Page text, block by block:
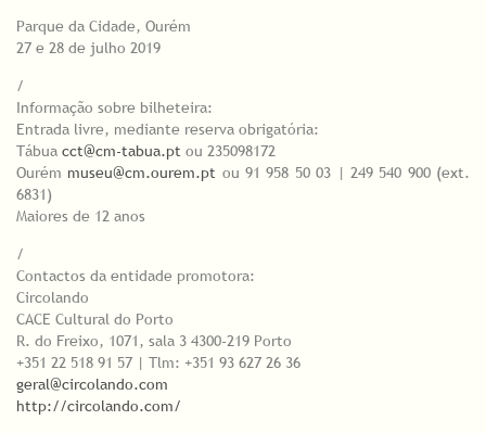
Parque da Cidade, Ourém
27 e 28 de julho 2019
/
Informação sobre bilheteira:
Entrada livre, mediante reserva obrigatória:
Tábua cct@cm-tabua.pt ou 235098172
Ourém museu@cm.ourem.pt ou 91 958 50 03 | 249 540 900 (ext.
6831)
Maiores de 12 anos
/
Contactos da entidade promotora:
Circolando
CACE Cultural do Porto
R. do Freixo, 1071, sala 3 4300-219 Porto
+351 22 518 91 57 | Tlm: +351 93 627 26 36
geral@circolando.com
http://circolando.com/